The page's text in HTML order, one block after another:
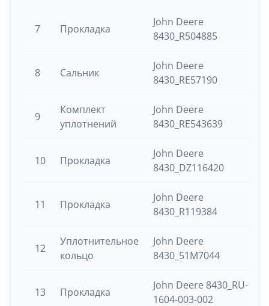
7 Прокладка
John Deere
8430_R504885
8 Сальник
John Deere
8430_RE57190
9
Комплект
уплотнений
John Deere
8430_RE543639
10 Прокладка
John Deere
8430_DZ116420
11 Прокладка
John Deere
8430_R119384
12
Уплотнительное
кольцо
John Deere
8430_51M7044
13 Прокладка
John Deere 8430_RU-
1604-003-002